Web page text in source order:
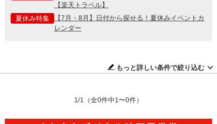
【楽天トラベル】
夏休み特集
【7月・8月】日付から探せる！夏休みイベントカ
レンダー
もっと詳しい条件で絞り込む
1/1 （全0件中1〜0件）